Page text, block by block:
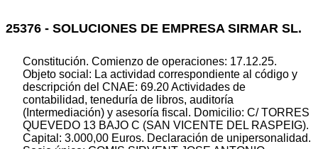
25376 - SOLUCIONES DE EMPRESA SIRMAR SL.
Constitución. Comienzo de operaciones: 17.12.25.
Objeto social: La actividad correspondiente al código y
descripción del CNAE: 69.20 Actividades de
contabilidad, teneduría de libros, auditoría
(Intermediación) y asesoría fiscal. Domicilio: C/ TORRES
QUEVEDO 13 BAJO C (SAN VICENTE DEL RASPEIG).
Capital: 3.000,00 Euros. Declaración de unipersonalidad.